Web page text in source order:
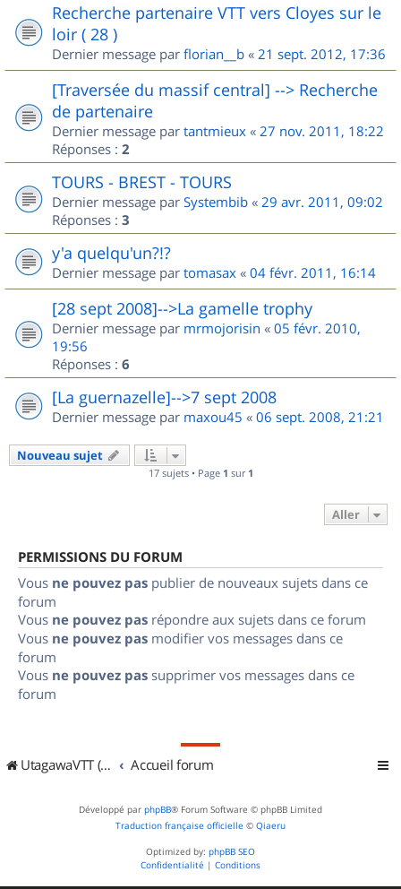
Recherche partenaire VTT vers Cloyes sur le
loir ( 28 )
Dernier message par florian__b « 21 sept. 2012, 17:36
[Traversée du massif central] --> Recherche
de partenaire
Dernier message par tantmieux « 27 nov. 2011, 18:22
Réponses : 2
TOURS - BREST - TOURS
Dernier message par Systembib « 29 avr. 2011, 09:02
Réponses : 3
y'a quelqu'un?!?
Dernier message par tomasax « 04 févr. 2011, 16:14
[28 sept 2008]-->La gamelle trophy
Dernier message par mrmojorisin « 05 févr. 2010,
19:56
Réponses : 6
[La guernazelle]-->7 sept 2008
Dernier message par maxou45 « 06 sept. 2008, 21:21
Nouveau sujet
17 sujets • Page 1 sur 1
Aller
PERMISSIONS DU FORUM
Vous ne pouvez pas publier de nouveaux sujets dans ce
forum
Vous ne pouvez pas répondre aux sujets dans ce forum
Vous ne pouvez pas modifier vos messages dans ce
forum
Vous ne pouvez pas supprimer vos messages dans ce
forum
UtagawaVTT (Randos VTT et VTTAE avec traces GPS) Accueil forum
Développé par phpBB® Forum Software © phpBB Limited
Traduction française officielle © Qiaeru
Optimized by: phpBB SEO
Confidentialité | Conditions